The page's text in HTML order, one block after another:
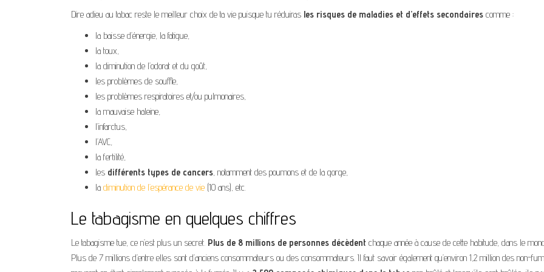
Dire adieu au tabac reste le meilleur choix de ta vie puisque tu réduiras les risques de maladies et d’effets secondaires comme :
la baisse d’énergie, la fatigue,
la toux,
la diminution de l’odorat et du goût,
les problèmes de souffle,
les problèmes respiratoires et/ou pulmonaires,
la mauvaise haleine,
l’infarctus,
l’AVC,
la fertilité,
les différents types de cancers , notamment des poumons et de la gorge,
la diminution de l’espérance de vie (10 ans), etc.
Le tabagisme en quelques chiffres
Le tabagisme tue, ce n’est plus un secret. Plus de 8 millions de personnes décèdent chaque année à cause de cette habitude, dans le
Plus de 7 millions d’entre elles sont d’anciens consommateurs ou des consommateurs. Il faut savoir également qu’environ 1,2 million des non-